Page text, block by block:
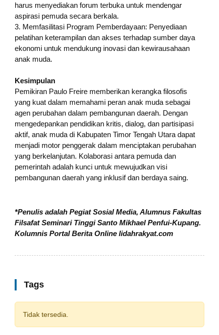
harus menyediakan forum terbuka untuk mendengar
aspirasi pemuda secara berkala.
3. Memfasilitasi Program Pemberdayaan: Penyediaan
pelatihan keterampilan dan akses terhadap sumber daya
ekonomi untuk mendukung inovasi dan kewirausahaan
anak muda.
Kesimpulan
Pemikiran Paulo Freire memberikan kerangka filosofis
yang kuat dalam memahami peran anak muda sebagai
agen perubahan dalam pembangunan daerah. Dengan
mengedepankan pendidikan kritis, dialog, dan partisipasi
aktif, anak muda di Kabupaten Timor Tengah Utara dapat
menjadi motor penggerak dalam menciptakan perubahan
yang berkelanjutan. Kolaborasi antara pemuda dan
pemerintah adalah kunci untuk mewujudkan visi
pembangunan daerah yang inklusif dan berdaya saing.
*Penulis adalah Pegiat Sosial Media, Alumnus Fakultas
Filsafat Seminari Tinggi Santo Mikhael Penfui-Kupang.
Kolumnis Portal Berita Online lidahrakyat.com
Tags
Tidak tersedia.